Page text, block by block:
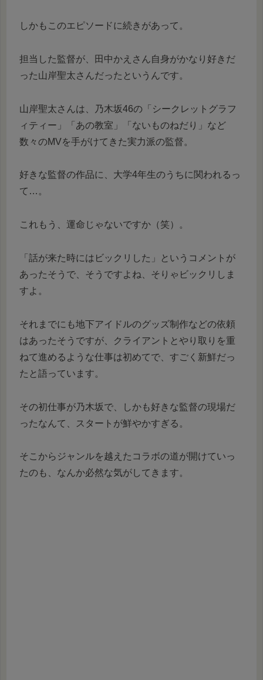
しかもこのエピソードに続きがあって。
担当した監督が、田中かえさん自身がかなり好きだ
った山岸聖太さんだったというんです。
山岸聖太さんは、乃木坂46の「シークレットグラフ
ィティー」「あの教室」「ないものねだり」など
数々のMVを手がけてきた実力派の監督。
好きな監督の作品に、大学4年生のうちに関われるっ
て…。
これもう、運命じゃないですか（笑）。
「話が来た時にはビックリした」というコメントが
あったそうで、そうですよね、そりゃビックリしま
すよ。
それまでにも地下アイドルのグッズ制作などの依頼
はあったそうですが、クライアントとやり取りを重
ねて進めるような仕事は初めてで、すごく新鮮だっ
たと語っています。
その初仕事が乃木坂で、しかも好きな監督の現場だ
ったなんて、スタートが鮮やかすぎる。
そこからジャンルを越えたコラボの道が開けていっ
たのも、なんか必然な気がしてきます。